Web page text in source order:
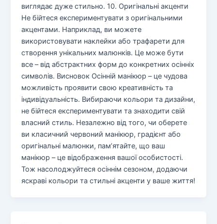
виглядає дуже стильно. 10. Оригінальні акценти
Не бійтеся експериментувати з оригінальними
акцентами. Наприклад, ви можете
використовувати наклейки або трафарети для
створення унікальних малюнків. Це може бути
все – від абстрактних форм до конкретних осінніх
символів. Висновок Осінній манікюр – це чудова
можливість проявити свою креативність та
індивідуальність. Вибираючи кольори та дизайни,
не бійтеся експериментувати та знаходити свій
власний стиль. Незалежно від того, чи оберете
ви класичний червоний манікюр, градієнт або
оригінальні малюнки, пам’ятайте, що ваш
манікюр – це відображення вашої особистості.
Тож насолоджуйтеся осіннім сезоном, додаючи
яскраві кольори та стильні акценти у ваше життя!